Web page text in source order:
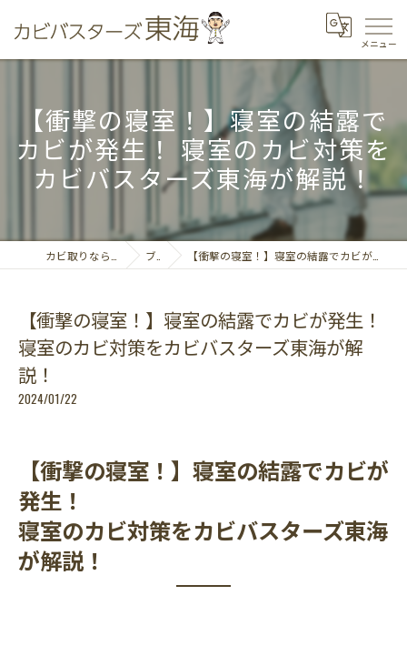
【衝撃の寝室！】寝室の結露で
カビが発生！ 寝室のカビ対策を
カビバスターズ東海が解説！
ブログ 【衝撃の寝室！】寝室の結露でカビが発生！ 寝室のカビ対策をカビバスターズ東海が解説！
【衝撃の寝室！】寝室の結露でカビが発生！
寝室のカビ対策をカビバスターズ東海が解
説！
2024/01/22
【衝撃の寝室！】寝室の結露でカビが
発生！
寝室のカビ対策をカビバスターズ東海
が解説！